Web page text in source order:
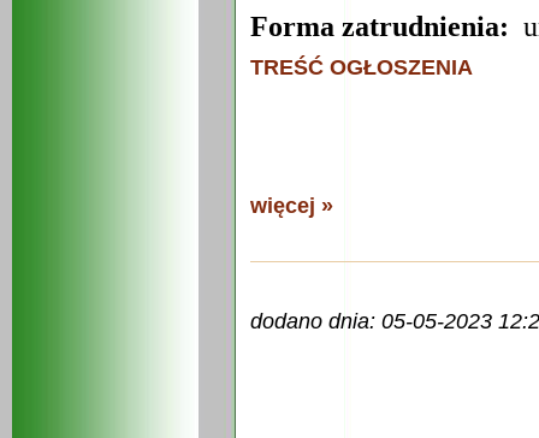
Forma zatrudnienia:
TREŚĆ OGŁOSZENIA
więcej »
dodano dnia: 05-05-2023